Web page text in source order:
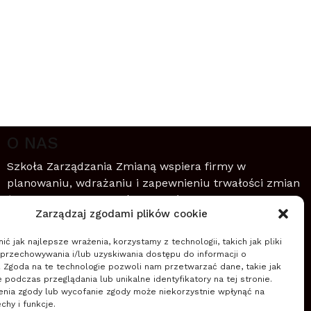
Zarządzaj zgodami plików cookie
jak najlepsze wrażenia, korzystamy z technologii, takich jak pliki
i/lub uzyskiwania dostępu do informacji o
Zgoda na te technologie pozwoli nam przetwarzać dane, takie jak
podczas przeglądania lub unikalne identyfikatory na tej stronie.
zgody lub wycofanie zgody może niekorzystnie wpłynąć na
i funkcje.
O NAS
Szkoła Zarządzania Zmianą wspiera firmy w
planowaniu, wdrażaniu i zapewnieniu trwałości zmian
(nowych przedsięwzięć, projektów, innowacji,
transformacji) wykorzystując zwinne podejście do
Czytaj więcej